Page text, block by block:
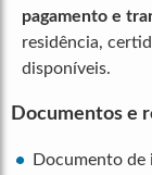
pagamento e
residência,
disponíveis.
Documentos e
Documento